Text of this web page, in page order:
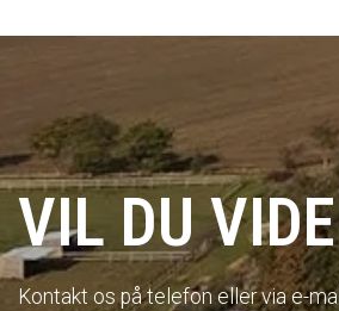
VIL DU
Kontakt os på telefon eller via e-